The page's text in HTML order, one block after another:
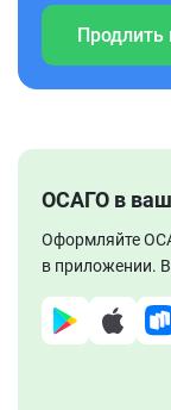
Продлить
ОСАГО в
Оформляйте
в приложении.